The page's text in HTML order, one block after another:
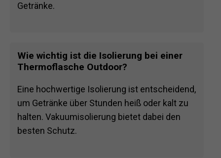
Getränke.
Wie wichtig ist die Isolierung bei einer
Thermoflasche Outdoor?
Eine hochwertige Isolierung ist entscheidend,
um Getränke über Stunden heiß oder kalt zu
halten. Vakuumisolierung bietet dabei den
besten Schutz.